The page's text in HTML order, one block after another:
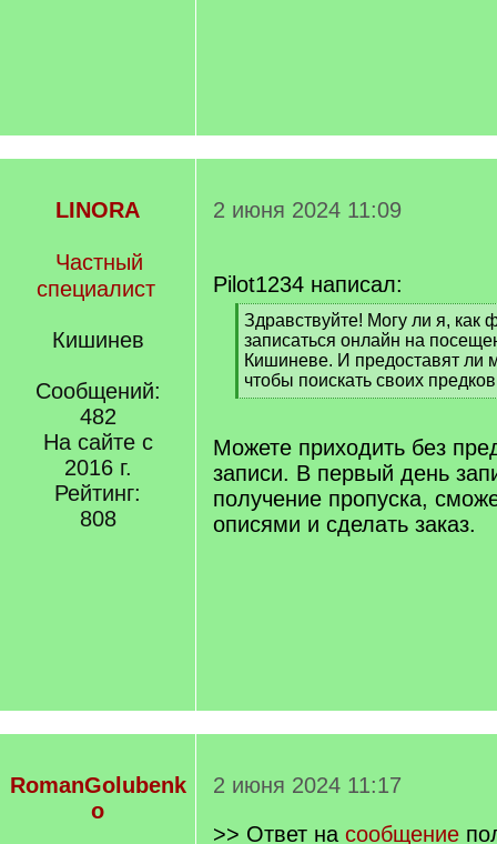
LINORA
Частный
специалист
Кишинев
Сообщений:
482
На сайте с
2016 г.
Рейтинг:
808
2 июня 2024 11:09
Pilot1234 написал:
[
q
]
Здравствуйте! Могу ли я, как
записаться онлайн на
Кишиневе. И предоставят ли
чтобы поискать своих предков
[
q
]
Можете приходить без
записи. В первый день
получение пропуска,
описями и сделать заказ.
RomanGolubenk
o
2 июня 2024 11:17
>> Ответ на сообщение